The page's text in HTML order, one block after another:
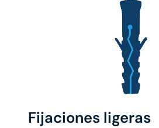
Fijaciones ligeras